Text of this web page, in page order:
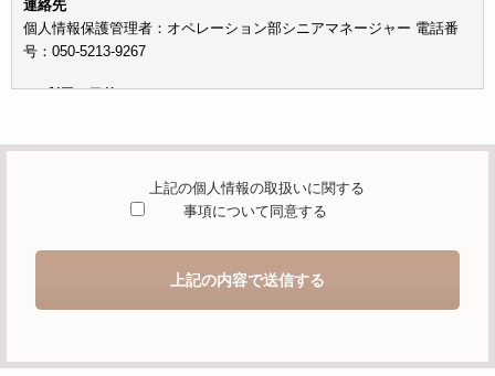
連絡先
個人情報保護管理者：オペレーション部シニアマネージャー 電話番
号：050-5213-9267
c）利用の目的
を適切に受け付け、当社が提供するサービスに関する情報を電子メー
d）個人情報を第三者に提供することが予定される場合の事項
情報を第三者に提供することはありません。
す。
上記の個人情報の取扱いに関する
事項について同意する
上記の内容で送信する